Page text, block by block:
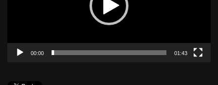
00:00 01:43